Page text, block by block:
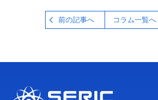
前の記事へ コラム一覧へ